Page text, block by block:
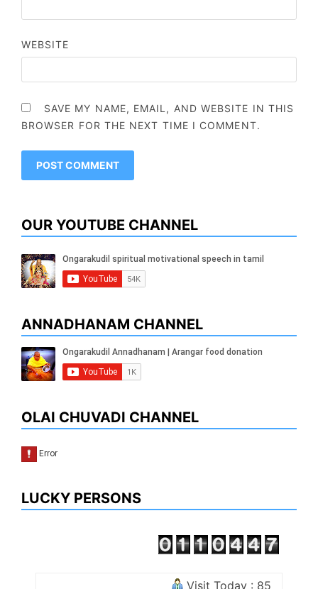
WEBSITE
SAVE MY NAME, EMAIL, AND WEBSITE IN THIS
BROWSER FOR THE NEXT TIME I COMMENT.
OUR YOUTUBE CHANNEL
ANNADHANAM CHANNEL
OLAI CHUVADI CHANNEL
LUCKY PERSONS
Visit Today : 85